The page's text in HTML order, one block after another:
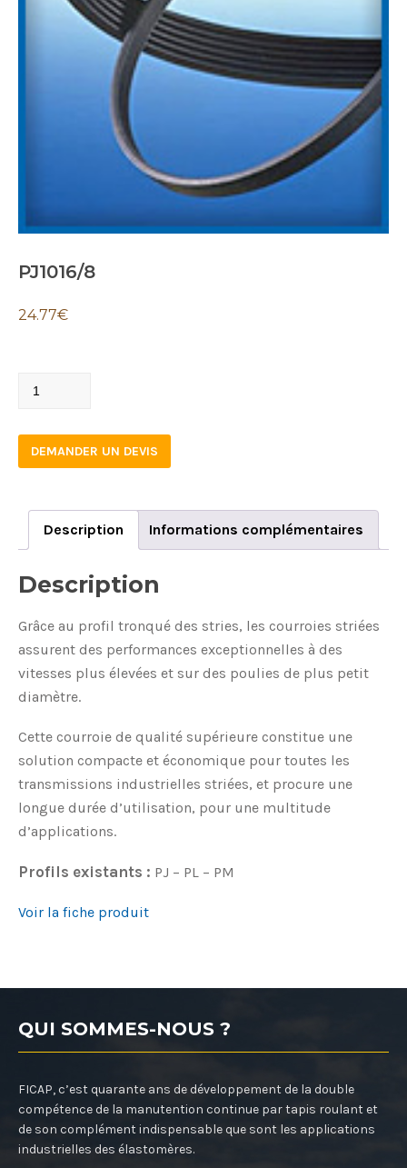
PJ1016/8
24.77€
PJ1016/8
DEMANDER UN DEVIS
Description Informations complémentaires
Description
Grâce au profil tronqué des stries, les courroies striées
assurent des performances exceptionnelles à des
vitesses plus élevées et sur des poulies de plus petit
diamètre.
Cette courroie de qualité supérieure constitue une
solution compacte et économique pour toutes les
transmissions industrielles striées, et procure une
longue durée d’utilisation, pour une multitude
d’applications.
Profils existants : PJ – PL – PM
Voir la fiche produit
QUI SOMMES-NOUS ?
FICAP, c’est quarante ans de développement de la double
compétence de la manutention continue par tapis roulant et
de son complément indispensable que sont les applications
industrielles des élastomères.